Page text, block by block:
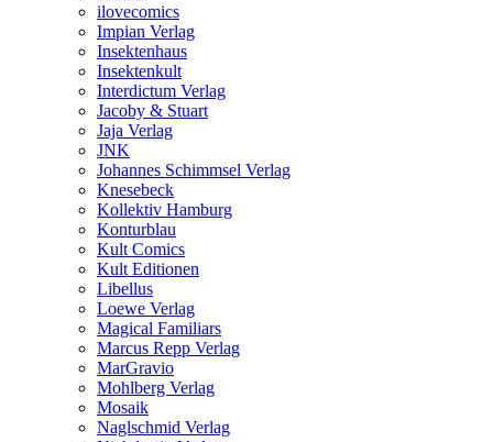
ilovecomics
Impian Verlag
Insektenhaus
Insektenkult
Interdictum Verlag
Jacoby & Stuart
Jaja Verlag
JNK
Johannes Schimmsel Verlag
Knesebeck
Kollektiv Hamburg
Konturblau
Kult Comics
Kult Editionen
Libellus
Loewe Verlag
Magical Familiars
Marcus Repp Verlag
MarGravio
Mohlberg Verlag
Mosaik
Naglschmid Verlag